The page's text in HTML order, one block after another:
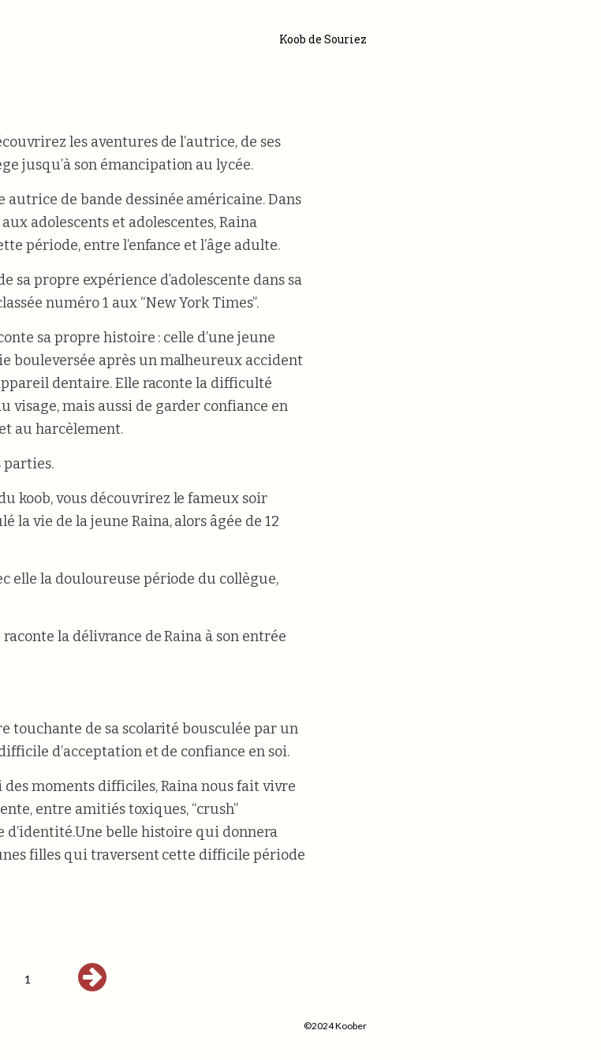
Koob de Souriez
les aventures de l’autrice, de ses
jusqu’à son émancipation au lycée.
autrice de bande dessinée américaine. Dans
adolescents et adolescentes, Raina
période, entre l’enfance et l’âge adulte.
sa propre expérience d’adolescente dans sa
numéro 1 aux “New York Times”.
sa propre histoire : celle d’une jeune
bouleversée après un malheureux accident
dentaire. Elle raconte la difficulté
visage, mais aussi de garder confiance en
au harcèlement.
parties.
koob, vous découvrirez le fameux soir
la vie de la jeune Raina, alors âgée de 12
elle la douloureuse période du collègue,
la délivrance de Raina à son entrée
touchante de sa scolarité bousculée par un
d’acceptation et de confiance en soi.
des moments difficiles, Raina nous fait vivre
entre amitiés toxiques, “crush”
d’identité.Une belle histoire qui donnera
filles qui traversent cette difficile période
1
©2024 Koober